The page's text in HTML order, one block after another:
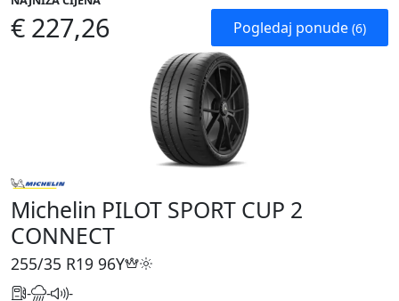
€ 227,26 Pogledaj ponude (6)
Michelin PILOT SPORT CUP 2
CONNECT
255/35 R19 96Y
- - -